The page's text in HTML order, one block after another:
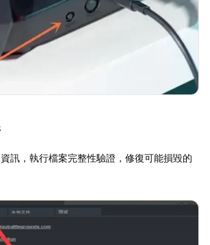
訊，執行檔案完整性驗證，修復可能損毀的